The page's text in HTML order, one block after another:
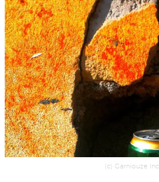
(c) Garniouze Inc.